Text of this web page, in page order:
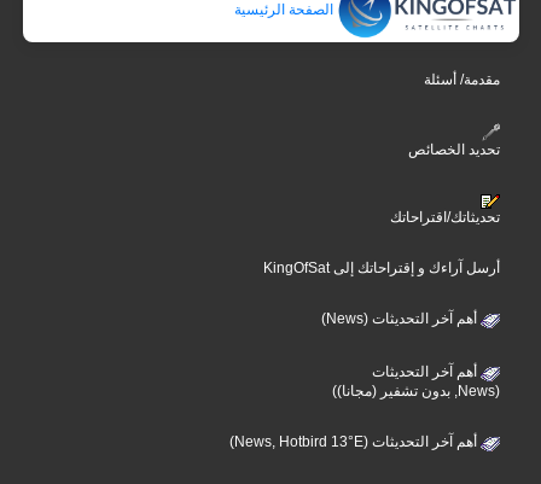
الصفحة الرئيسية
مقدمة/ أسئلة
تحديد الخصائص
تحديثاتك/اقتراحاتك
أرسل آراءك و إقتراحاتك إلى KingOfSat
أهم آخر التحديثات (News)
أهم آخر التحديثات
(News, بدون تشفير (مجانا))
أهم آخر التحديثات (News, Hotbird 13°E)